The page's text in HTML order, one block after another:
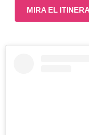
MIRA EL